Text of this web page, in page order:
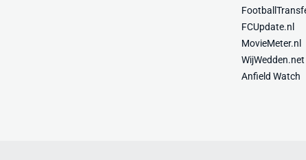
FCUpdate.nl
MovieMeter.nl
WijWedden.net
Anfield Watch